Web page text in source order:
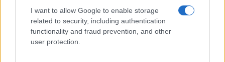
I want to allow Google to enable storage
related to security, including authentication
functionality and fraud prevention, and other
user protection.